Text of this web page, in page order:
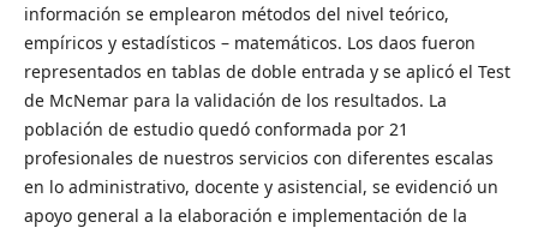
información se emplearon métodos del nivel teórico,
empíricos y estadísticos – matemáticos. Los daos fueron
representados en tablas de doble entrada y se aplicó el Test
de McNemar para la validación de los resultados. La
población de estudio quedó conformada por 21
profesionales de nuestros servicios con diferentes escalas
en lo administrativo, docente y asistencial, se evidenció un
apoyo general a la elaboración e implementación de la